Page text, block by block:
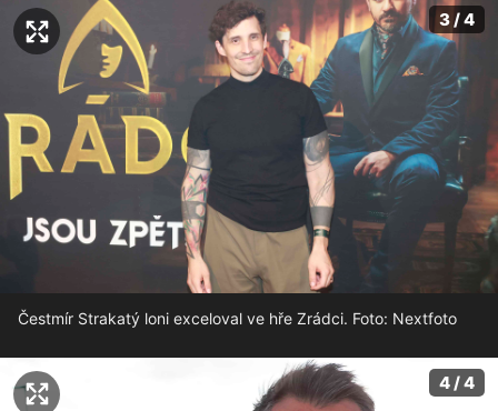
3 / 4
Čestmír Strakatý loni exceloval ve hře Zrádci. Foto: Nextfoto
4 / 4